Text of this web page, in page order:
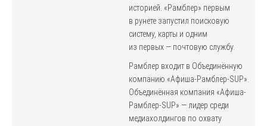
историей. «Рамблер» первым
в рунете запустил поисковую
систему, карты и одним
из первых — почтовую службу.
Рамблер входит в Объединённую
компанию «Афиша-Рамблер-SUP».
Объединённая компания «Афиша-
Рамблер-SUP» — лидер среди
медиахолдингов по охвату